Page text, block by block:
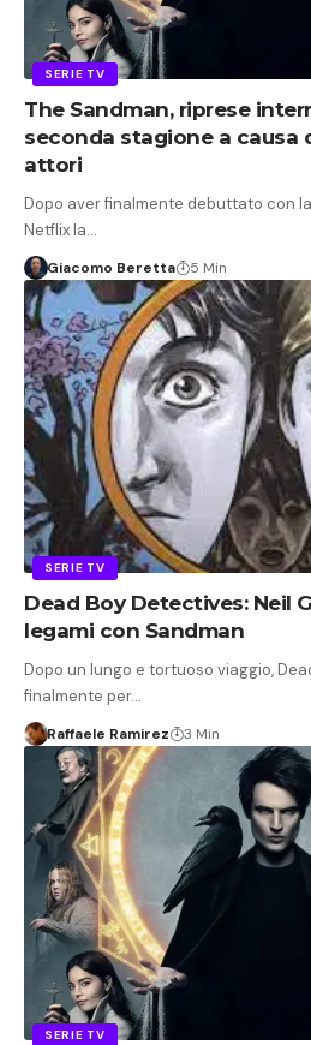
SERIE TV
The Sandman, riprese
seconda stagione a causa
attori
Dopo aver finalmente debuttato con
Netflix la…
Giacomo Beretta 5 Min
SERIE TV
Dead Boy Detectives: Neil
legami con Sandman
Dopo un lungo e tortuoso viaggio,
finalmente per…
Raffaele Ramirez 3 Min
SERIE TV